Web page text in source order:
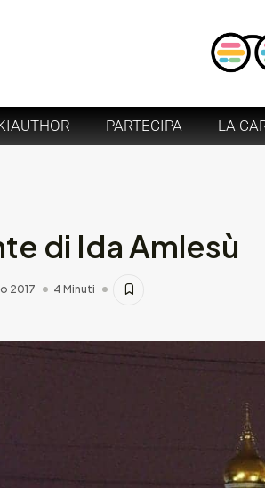
PARTECIPA LA
di Ida Amlesù
2017 4 Minuti